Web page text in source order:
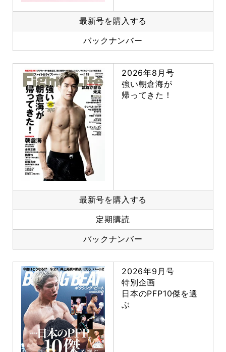
最新号を購入する
バックナンバー
2026年8月号
強い朝倉海が
帰ってきた！
最新号を購入する
定期購読
バックナンバー
2026年9月号
特別企画
日本のPFP10傑を選
ぶ